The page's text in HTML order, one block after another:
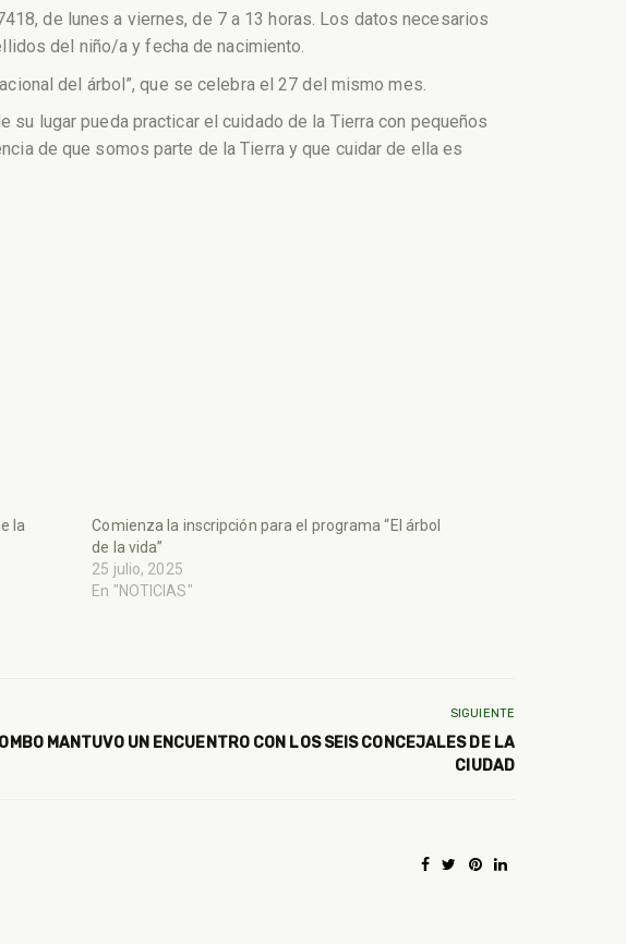
de lunes a viernes, de 7 a 13 horas. Los datos necesarios
del niño/a y fecha de nacimiento.
del árbol”, que se celebra el 27 del mismo mes.
su lugar pueda practicar el cuidado de la Tierra con pequeños
de que somos parte de la Tierra y que cuidar de ella es
la
Comienza la inscripción para el programa “El árbol
de la vida”
25 julio, 2025
En "NOTICIAS"
SIGUIENTE
MANTUVO UN ENCUENTRO CON LOS SEIS CONCEJALES DE LA
CIUDAD